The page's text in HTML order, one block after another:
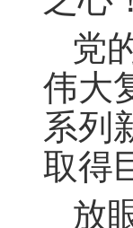
党
伟大
系列
取得
放